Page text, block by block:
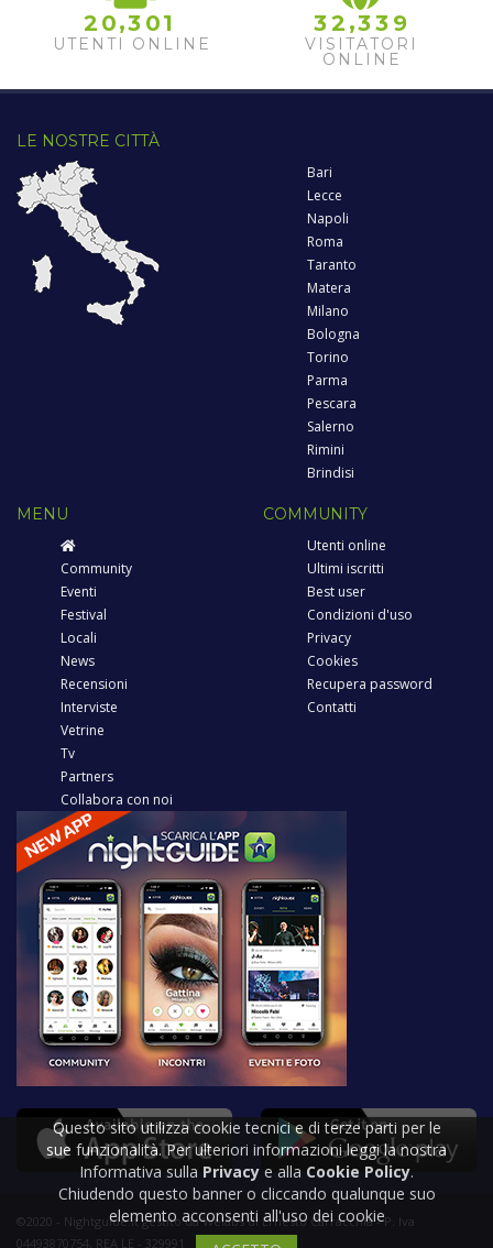
2 0,3 01
UTENTI ONLINE
32 ,33 9
VISITATORI
ONLINE
LE NOSTRE CITTÀ
Bari
Lecce
Napoli
Roma
Taranto
Matera
Milano
Bologna
Torino
Parma
Pescara
Salerno
Rimini
Brindisi
MENU
Community
Eventi
Festival
Locali
News
Recensioni
Interviste
Vetrine
Tv
Partners
Collabora con noi
COMMUNITY
Utenti online
Ultimi iscritti
Best user
Condizioni d'uso
Privacy
Cookies
Recupera password
Contatti
©2020 - Nightguide.it gestito da Welabs di Ernesto Carracchia - P. Iva
04493870754, REA LE - 329991
Questo sito utilizza cookie tecnici e di terze parti per le
sue funzionalità. Per ulteriori informazioni leggi la nostra
Informativa sulla Privacy e alla Cookie Policy.
Chiudendo questo banner o cliccando qualunque suo
elemento acconsenti all'uso dei cookie